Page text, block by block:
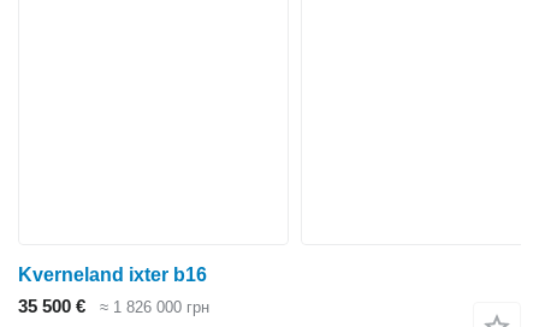
Kverneland ixter b16
35 500 €
≈ 1 826 000 грн